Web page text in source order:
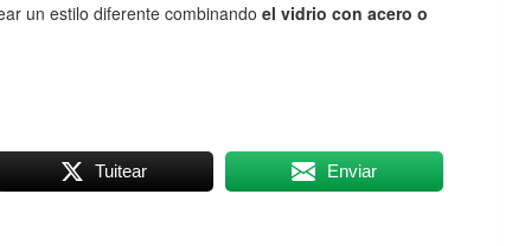
un estilo diferente combinando el vidrio con acero o
Tuitear Enviar